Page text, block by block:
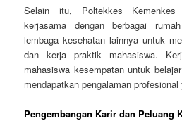
Selain itu, Poltekkes
kerjasama dengan berbagai
lembaga kesehatan lainnya untuk
dan kerja praktik mahasiswa.
mahasiswa kesempatan untuk
mendapatkan pengalaman
Pengembangan Karir dan Peluang